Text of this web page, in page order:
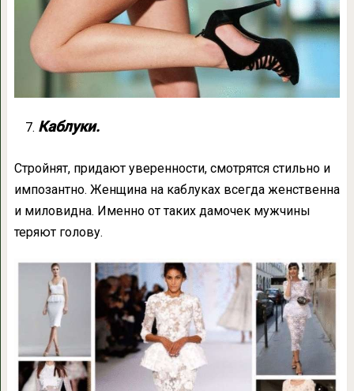
Каблуки.
Стройнят, придают уверенности, смотрятся стильно и
импозантно. Женщина на каблуках всегда женственна
и миловидна. Именно от таких дамочек мужчины
теряют голову.